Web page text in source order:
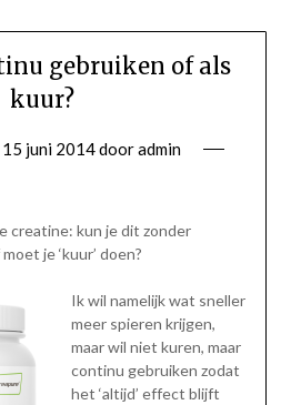
gebruiken of als
kuur?
15 juni 2014dooradmin
creatine: kun je dit zonder
je ‘kuur’ doen?
Ik wil namelijk wat sneller
meer spieren krijgen,
maar wil niet kuren, maar
continu gebruiken zodat
het ‘altijd’ effect blijft